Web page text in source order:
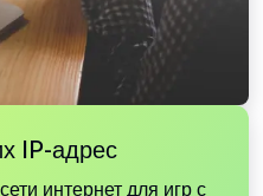
IP-адрес
интернет для игр с